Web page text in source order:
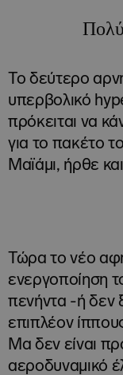
Πολύ
Το δεύτερο
υπερβολικό
πρόκειται να
για το πακέτο
Μαϊάμι, ήρθε
Τώρα το νέο
ενεργοποίηση
πενήντα -ή δεν
επιπλέον
Μα δεν είναι
αεροδυναμικό